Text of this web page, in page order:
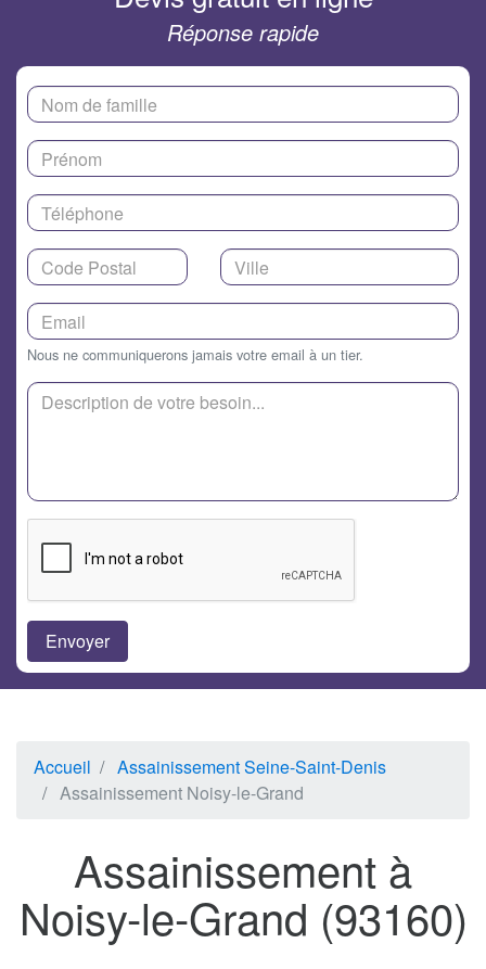
Réponse rapide
Nous ne communiquerons jamais votre email à un tier.
Accueil
Assainissement Seine-Saint-Denis
Assainissement Noisy-le-Grand
Assainissement à
Noisy-le-Grand (93160)